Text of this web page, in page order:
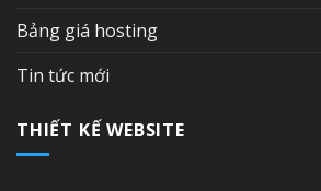
Bảng giá hosting
Tin tức mới
THIẾT KẾ WEBSITE